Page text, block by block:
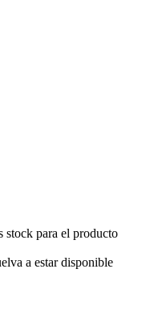
stock para el producto
a estar disponible